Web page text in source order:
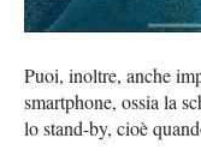
Puoi, inoltre, anche
smartphone, ossia la
lo stand-by, cioè